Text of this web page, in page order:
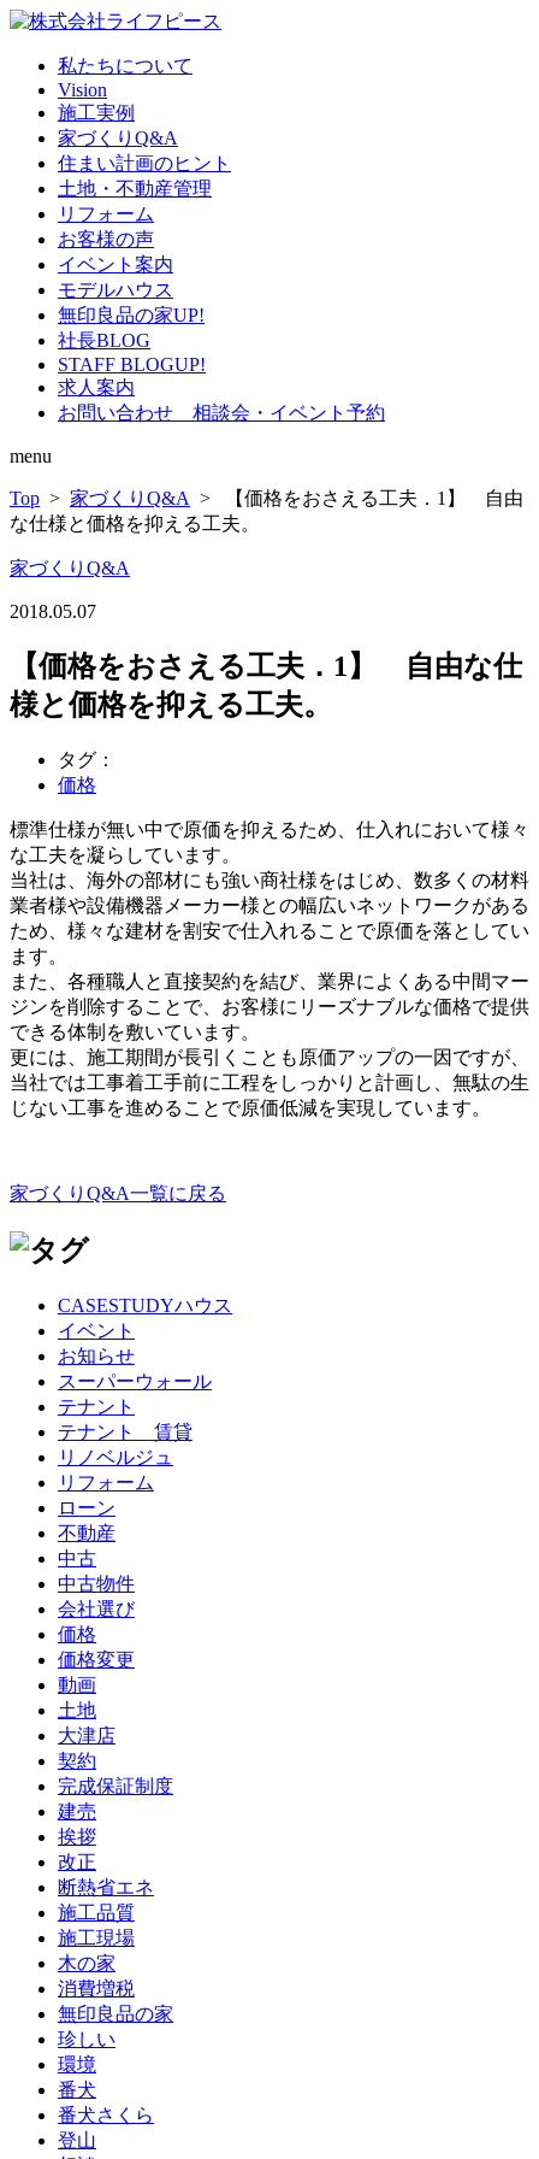
私たちについて
Vision
施工実例
家づくりQ&A
住まい計画のヒント
土地・不動産管理
リフォーム
お客様の声
イベント案内
モデルハウス
無印良品の家UP!
社長BLOG
STAFF BLOGUP!
求人案内
お問い合わせ 相談会・イベント予約
menu
Top > 家づくりQ&A > 【価格をおさえる工夫．1】 自由
な仕様と価格を抑える工夫。
家づくりQ&A
2018.05.07
【価格をおさえる工夫．1】 自由な仕
様と価格を抑える工夫。
タグ：
価格
標準仕様が無い中で原価を抑えるため、仕入れにおいて様々
な工夫を凝らしています。
当社は、海外の部材にも強い商社様をはじめ、数多くの材料
業者様や設備機器メーカー様との幅広いネットワークがある
ため、様々な建材を割安で仕入れることで原価を落としてい
ます。
また、各種職人と直接契約を結び、業界によくある中間マー
ジンを削除することで、お客様にリーズナブルな価格で提供
できる体制を敷いています。
更には、施工期間が長引くことも原価アップの一因ですが、
当社では工事着工手前に工程をしっかりと計画し、無駄の生
じない工事を進めることで原価低減を実現しています。
家づくりQ&A一覧に戻る
CASESTUDYハウス
イベント
お知らせ
スーパーウォール
テナント
テナント 賃貸
リノベルジュ
リフォーム
ローン
不動産
中古
中古物件
会社選び
価格
価格変更
動画
土地
大津店
契約
完成保証制度
建売
挨拶
改正
断熱省エネ
施工品質
施工現場
木の家
消費増税
無印良品の家
珍しい
環境
番犬
番犬さくら
登山